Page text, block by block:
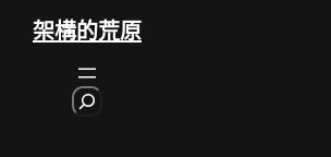
架構的荒原